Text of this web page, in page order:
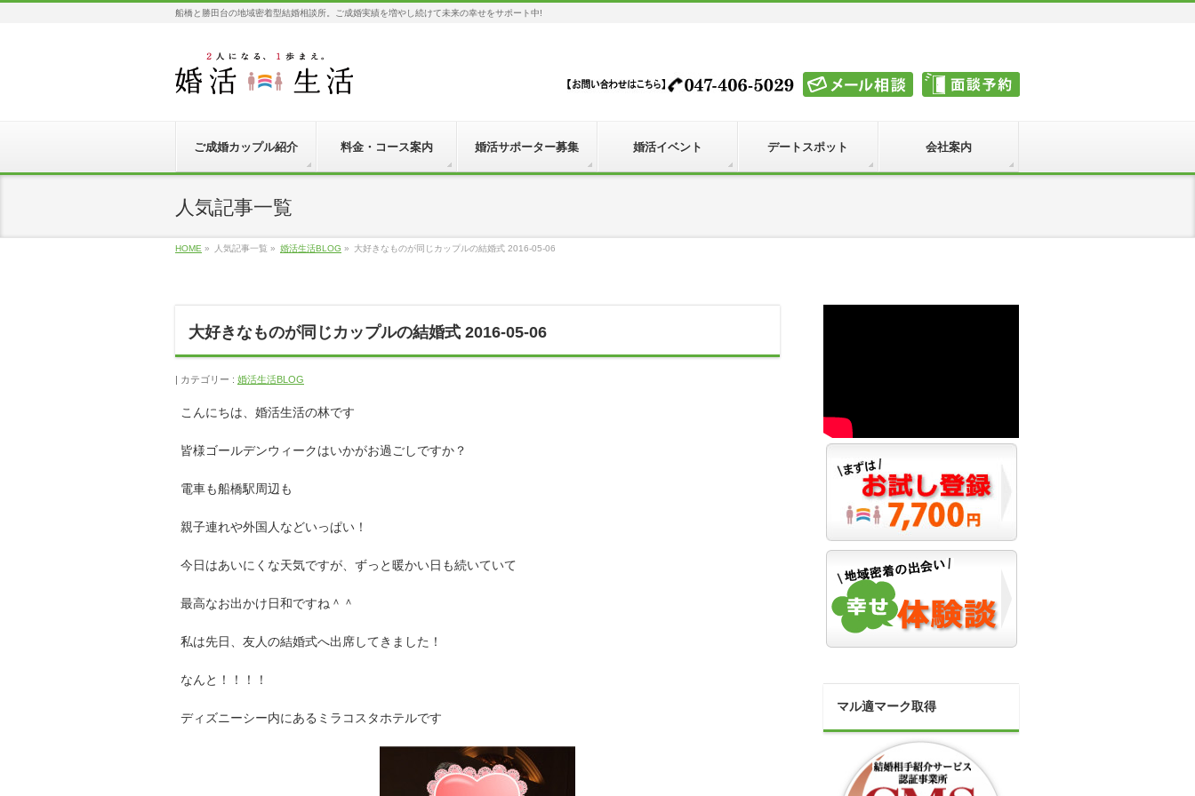
船橋と勝田台の地域密着型結婚相談所。ご成婚実績を増やし続けて未来の幸せをサポート中!
ご成婚カップル紹介 料金・コース案内 婚活サポーター募集 婚活イベント デートスポット 会社案内
人気記事一覧
HOME » 人気記事一覧 » 婚活生活BLOG » 大好きなものが同じカップルの結婚式 2016-05-06
大好きなものが同じカップルの結婚式 2016-05-06
カテゴリー : 婚活生活BLOG
こんにちは、婚活生活の林です
皆様ゴールデンウィークはいかがお過ごしですか？
電車も船橋駅周辺も
親子連れや外国人などいっぱい！
今日はあいにくな天気ですが、ずっと暖かい日も続いていて
最高なお出かけ日和ですね＾＾
私は先日、友人の結婚式へ出席してきました！
なんと！！！！
ディズニーシー内にあるミラコスタホテルです
マル適マーク取得